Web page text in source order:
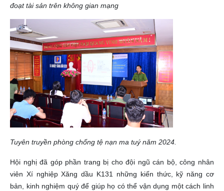
đoạt tài sản trên không gian mạng
Tuyên truyền phòng chống tệ nạn ma tuý năm 2024.
Hội nghị đã góp phần trang bị cho đội ngũ cán bộ, công nhân
viên Xí nghiệp Xăng dầu K131 những kiến thức, kỹ năng cơ
bản, kinh nghiệm quý để giúp họ có thể vận dụng một cách linh